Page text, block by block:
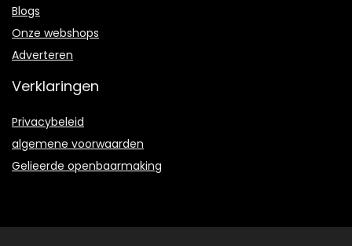
Blogs
Onze webshops
Adverteren
Verklaringen
Privacybeleid
algemene voorwaarden
Gelieerde openbaarmaking